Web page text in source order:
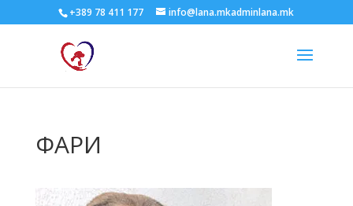
+389 78 411 177 info@lana.mkadminlana.mk
ФАРИ